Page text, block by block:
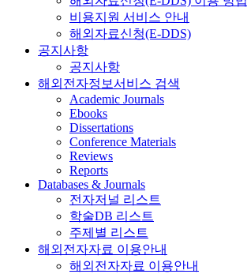
비용지원 서비스 안내
해외자료신청(E-DDS)
공지사항
공지사항
해외전자정보서비스 검색
Academic Journals
Ebooks
Dissertations
Conference Materials
Reviews
Reports
Databases & Journals
전자저널 리스트
학술DB 리스트
주제별 리스트
해외전자자료 이용안내
해외전자자료 이용안내